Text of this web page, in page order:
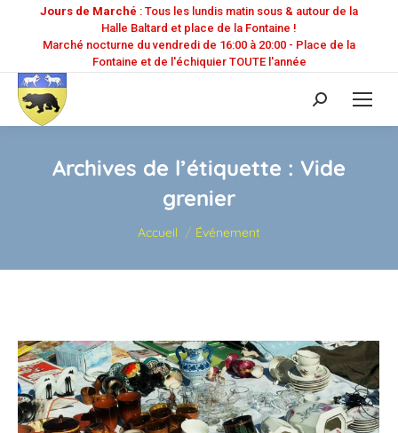
Jours de Marché : Tous les lundis matin sous & autour de la
Halle Baltard et place de la Fontaine !
Marché nocturne du vendredi de 16:00 à 20:00 - Place de la
Fontaine et de l'échiquier TOUTE l'année
Recherche
:
Archives de l’étiquette : Vide
grenier
Vous êtes ici :
Accueil Événement